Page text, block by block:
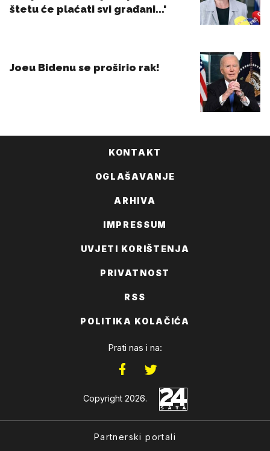
KONTAKT
OGLAŠAVANJE
ARHIVA
IMPRESSUM
UVJETI KORIŠTENJA
PRIVATNOST
RSS
POLITIKA KOLAČIĆA
Prati nas i na:
Copyright 2026.
Partnerski portali